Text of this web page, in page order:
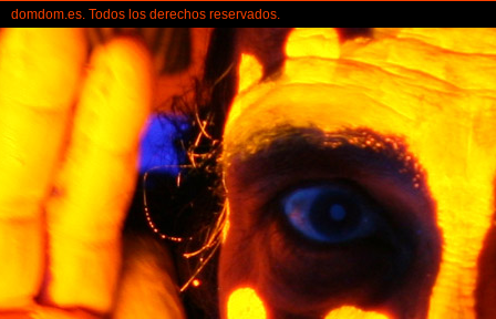
domdom.es. Todos los derechos reservados.